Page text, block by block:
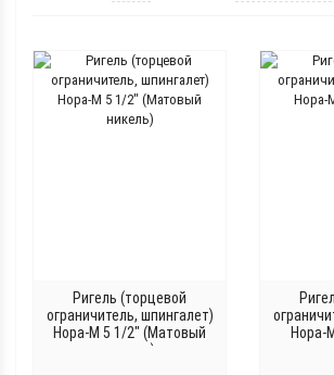
Ригель (торцевой
ограничитель, шпингалет)
Нора-М 5 1/2" (Матовый
никель)
Нора-